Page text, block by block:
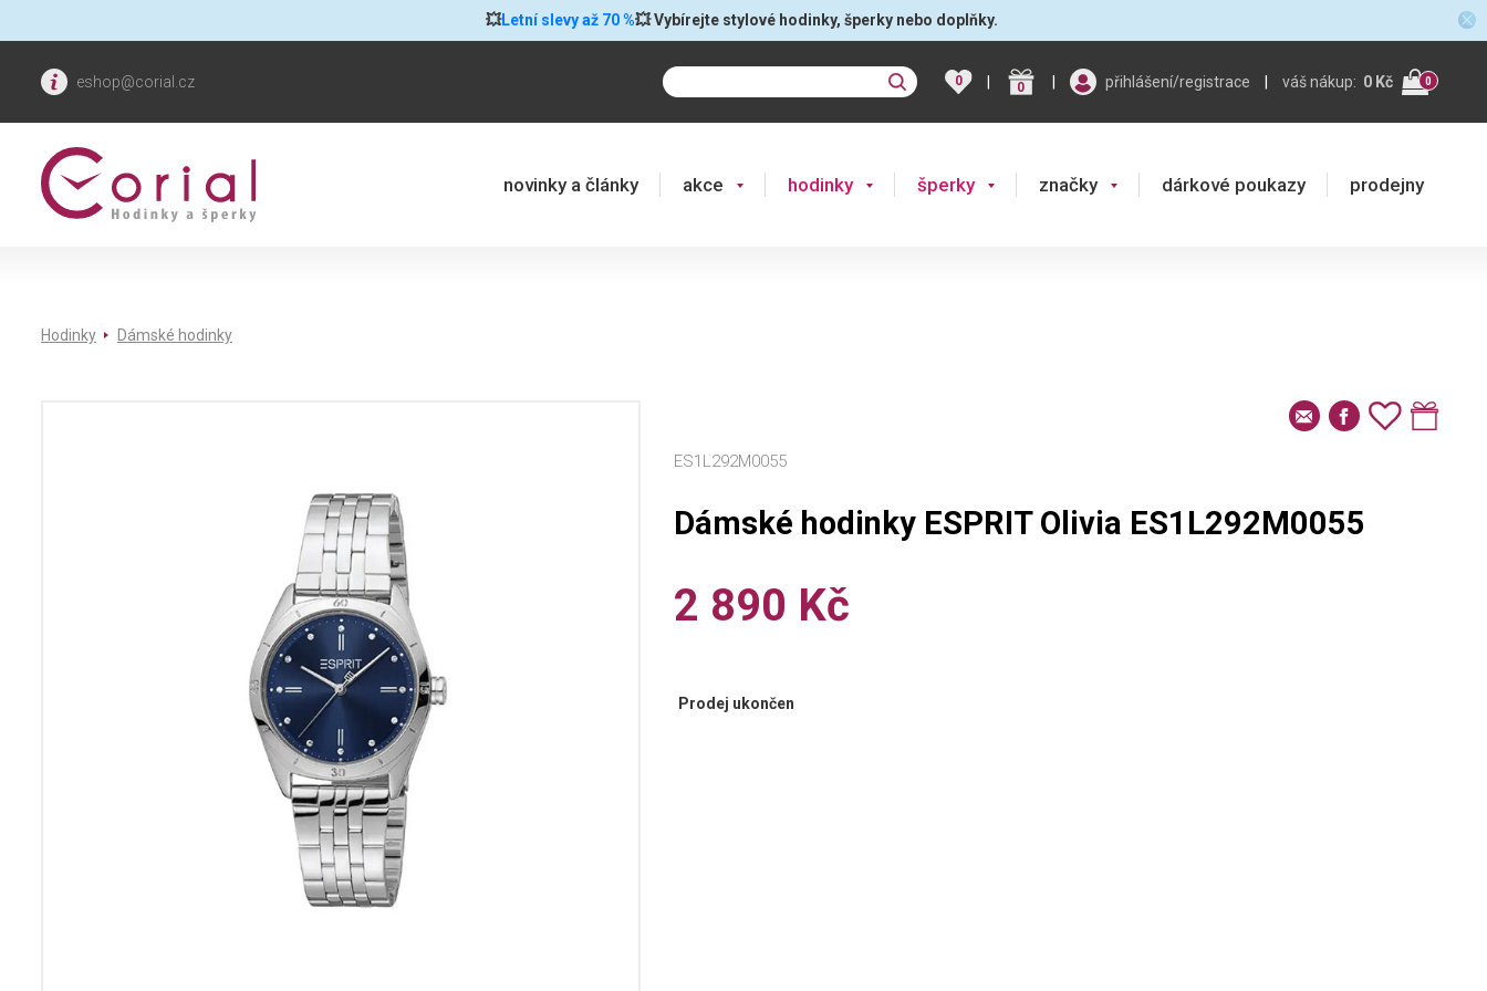
💥Letní slevy až 70 %💥 Vybírejte stylové hodinky, šperky nebo doplňky.
eshop@corial.cz 0 | 0 | přihlášení/registrace | váš nákup: 0 Kč 0
novinky a články akce hodinky šperky značky dárkové poukazy prodejny
Hodinky Dámské hodinky
ES1L292M0055
Dámské hodinky ESPRIT Olivia ES1L292M0055
2 890 Kč
Prodej ukončen